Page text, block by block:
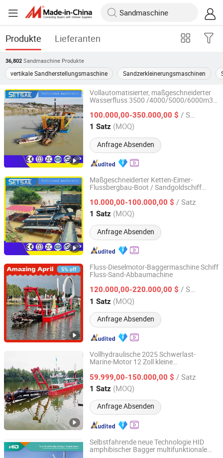
Produkte Lieferanten
36,802 Sandmaschine Produkte
vertikale Sandherstellungsmaschine Sandzerkleinerungsmaschinen
Vollautomatisierter, maßgeschneiderter
Wasserfluss 3500 /4000/5000/6000m3
Dieselbergbau-/Schlammdredgermaschine
für Baggergeräte
100.000,00-350.000,00 $ / Satz
1 Satz (MOQ)
Anfrage Absenden
Shandong Jinrui Shipping Co., Ltd
Shandong, China Seit 2021
Maßgeschneiderter Ketten-Eimer-
Flussbergbau-Boot / Sandgoldschiff
Agitationsgoldrutsche-Ausrüstung /
Rüttelmaschinen / Zentrifuge
10.000,00-100.000,00 $ / Satz
1 Satz (MOQ)
Anfrage Absenden
Shandong Jinrui Shipping Co., Ltd
Shandong, China Seit 2021
Fluss-Dieselmotor-Baggermaschine Schiff
Fluss-Sand-Abbaumachine
120.000,00-220.000,00 $ / Satz
1 Satz (MOQ)
Anfrage Absenden
Weifang Chenyao Environmental Protection Technology
Co., Ltd.
Shandong, China Seit 2018
Vollhydraulische 2025 Schwerlast-
Marine-Motor 12 Zoll kleine
59.999,00-150.000,00 $ / Satz
1 Satz (MOQ)
Anfrage Absenden
Weifang Chenyao Environmental Protection Technology
Co., Ltd.
Shandong, China
Selbstfahrende neue Technologie HID
amphibischer Bagger multifunktionale
Shandong Haohai Dredging Equipment Co., Ltd.